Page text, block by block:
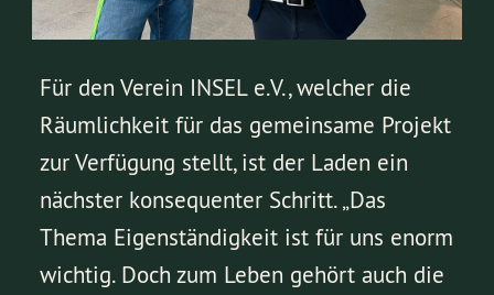
Für den Verein INSEL e.V., welcher die
Räumlichkeit für das gemeinsame Projekt
zur Verfügung stellt, ist der Laden ein
nächster konsequenter Schritt. „Das
Thema Eigenständigkeit ist für uns enorm
wichtig. Doch zum Leben gehört auch die